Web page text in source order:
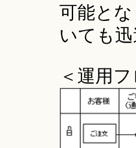
可能と
いても
＜運用